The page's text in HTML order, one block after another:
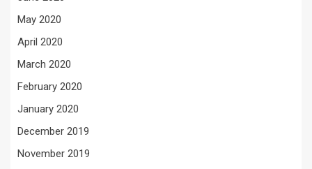
May 2020
April 2020
March 2020
February 2020
January 2020
December 2019
November 2019